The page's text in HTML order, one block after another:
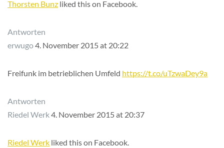
Thorsten Bunz liked this on Facebook.
Antworten
erwugo4. November 2015 at 20:22
Freifunk im betrieblichen Umfeld https://t.co/uTzwaDey9a
Antworten
Riedel Werk4. November 2015 at 20:37
Riedel Werk liked this on Facebook.